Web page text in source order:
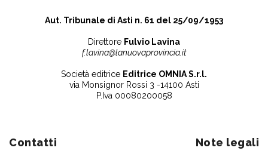
Aut. Tribunale di Asti n. 61 del 25/09/1953
Direttore Fulvio Lavina
f.lavina@lanuovaprovincia.it
Società editrice Editrice OMNIA S.r.l.
via Monsignor Rossi 3 -14100 Asti
P.Iva 00080200058
Contatti Note legali